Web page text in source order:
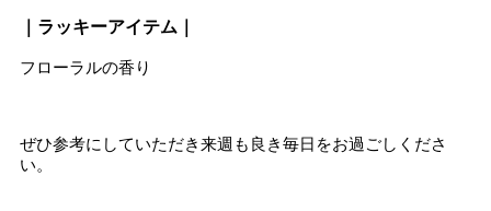
｜ラッキーアイテム｜
フローラルの香り
ぜひ参考にしていただき来週も良き毎日をお過ごしくださ
い。